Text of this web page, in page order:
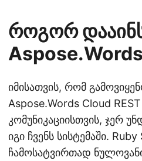
როგორ
იმისათვის, რომ
Aspose.Words Cloud
კომუნიკაციისთვის, ჯერ
იგი ჩვენს სისტემაში.
ჩამოსატვირთად